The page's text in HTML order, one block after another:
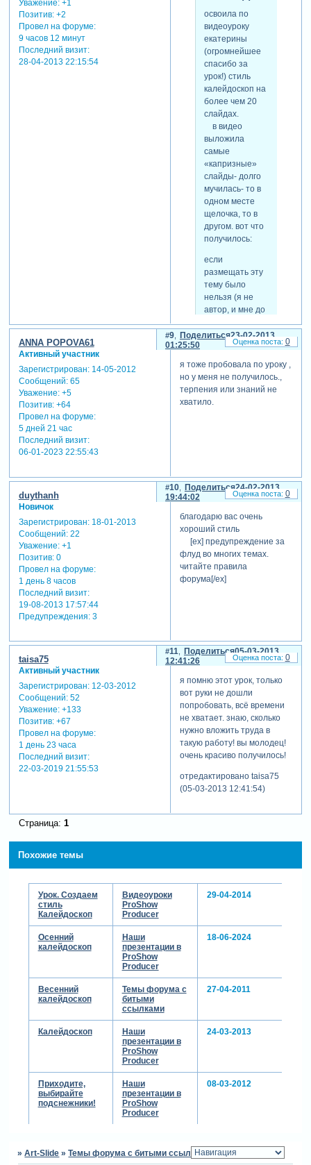
Уважение: +1
Позитив: +2
Провел на форуме:
9 часов 12 минут
Последний визит:
28-04-2013 22:15:54
освоила по
видеоуроку
екатерины
(огромнейшее
спасибо за
урок!) стиль
калейдоскоп на
более чем 20
слайдах.
в видео
выложила
самые
«капризные»
слайды- долго
мучилась- то в
одном месте
щелочка, то в
другом. вот что
получилось:
если
размещать эту
тему было
нельзя (я не
автор, и мне до
этого еще
далеко) или не
нужно, то
прошу
модераторов
просто удалить
набрать еще 40
сообщений для
просмотра
этого текста.
теги: стили,
proshow
producer
флуд в темах - второе
предупреждение.[/ex]
Поделиться
9
23-02-2013
01:25:50
ANNA POPOVA61
Активный участник
Зарегистрирован: 14-05-2012
Сообщений:65
Уважение: +5
Позитив: +64
Провел на форуме:
5 дней 21 час
Последний визит:
06-01-2023 22:55:43
я тоже пробовала по уроку ,
но у меня не получилось.,
терпения или знаний не
хватило.
0
Поделиться
10
24-02-2013
19:44:02
duythanh
Новичок
Зарегистрирован: 18-01-2013
Сообщений:22
Уважение: +1
Позитив: 0
Провел на форуме:
1 день 8 часов
Последний визит:
19-08-2013 17:57:44
Предупреждения:3
благодарю вас очень
хороший стиль
[ex] предупреждение за
флуд во многих темах.
читайте правила
форума[/ex]
0
Поделиться
11
05-03-2013
12:41:26
taisa75
Активный участник
Зарегистрирован: 12-03-2012
Сообщений:52
Уважение: +133
Позитив: +67
Провел на форуме:
1 день 23 часа
Последний визит:
22-03-2019 21:55:53
я помню этот урок, только
вот руки не дошли
попробовать, всё времени
не хватает. знаю, сколько
нужно вложить труда в
такую работу! вы молодец!
очень красиво получилось!
отредактировано taisa75
(05-03-2013 12:41:54)
0
Страница: 1
Похожие темы
Урок. Создаем
стиль
Калейдоскоп
Видеоуроки
ProShow
Producer
29-04-2014
Осенний
калейдоскоп
Наши
презентации в
ProShow
Producer
18-06-2024
Весенний
калейдоскоп
Темы форума с
битыми
ссылками
27-04-2011
Калейдоскоп
Наши
презентации в
ProShow
Producer
24-03-2013
Приходите,
выбирайте
подснежники!
Наши
презентации в
ProShow
Producer
08-03-2012
»Art-Slide »Темы форума с битыми ссылками »Калейдоскоп